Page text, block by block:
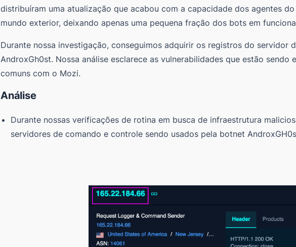
distribuíram uma atualização que acabou com a capacidade dos agentes
mundo exterior, deixando apenas uma pequena fração dos bots em
Durante nossa investigação, conseguimos adquirir os registros do servidor
AndroxGh0st. Nossa análise esclarece as vulnerabilidades que estão sendo
comuns com o Mozi.
Análise
Durante nossas verificações de rotina em busca de infraestrutura
servidores de comando e controle sendo usados pela botnet